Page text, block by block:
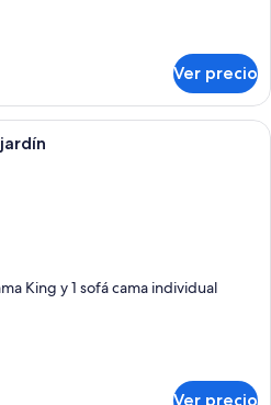
Ver precio
Habitación de hotel con una cama
King y 1 sofá cama individual
Ver precio